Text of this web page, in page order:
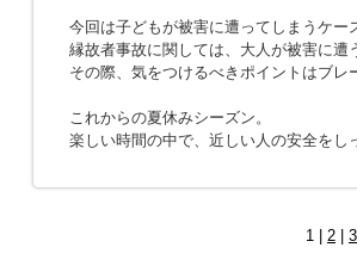
今回は子どもが被害に遭ってしまうケー
縁故者事故に関しては、大人が被害に遭
その際、気をつけるべきポイントはブ
これからの夏休みシーズン。
楽しい時間の中で、近しい人の安全を
1 | 2 3